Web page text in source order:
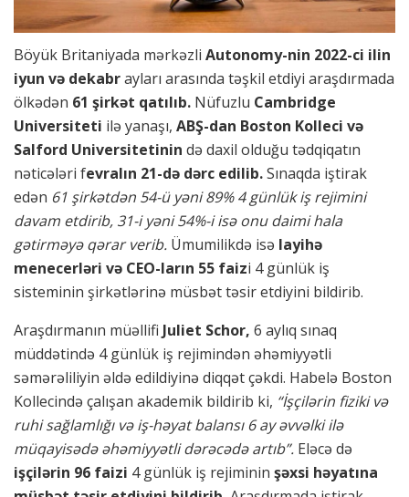
Böyük Britaniyada mərkəzli Autonomy-nin 2022-ci ilin
iyun və dekabrayları arasında təşkil etdiyi araşdırmada
ölkədən 61 şirkət qatılıb. Nüfuzlu Cambridge
Universiteti ilə yanaşı, ABŞ-dan Boston Kolleci və
Salford Universitetinin də daxil olduğu tədqiqatın
nəticələri fevralın 21-də dərc edilib.Sınaqda iştirak
edən 61 şirkətdən 54-ü yəni 89% 4 günlük iş rejimini
davam etdirib, 31-i yəni 54%-i isə onu daimi hala
gətirməyə qərar verib. Ümumilikdə isə layihə
menecerləri və CEO-ların 55 faizi 4 günlük iş
sisteminin şirkətlərinə müsbət təsir etdiyini bildirib.
Araşdırmanın müəllifi Juliet Schor, 6 aylıq sınaq
müddətində 4 günlük iş rejimindən əhəmiyyətli
səmərəliliyin əldə edildiyinə diqqət çəkdi. Habelə Boston
Kollecində çalışan akademik bildirib ki, “İşçilərin fiziki və
ruhi sağlamlığı və iş-həyat balansı 6 ay əvvəlki ilə
müqayisədə əhəmiyyətli dərəcədə artıb”. Eləcə də
işçilərin 96 faizi 4 günlük iş rejiminin şəxsi həyatına